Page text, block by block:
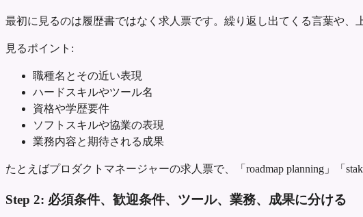
最初に見るのは履歴書ではなく求人票です。繰り返し出てくる言葉や、
見るポイント:
職種名とその近い表現
ハードスキルやツール名
資格や学歴要件
ソフトスキルや協業の表現
業務内容と期待される成果
たとえばプロダクトマネージャーの求人票で、「roadmap planning」「
Step 2: 必須条件、歓迎条件、ツール、業務、成果に分ける